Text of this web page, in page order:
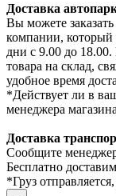
Доставка
Вы можете
компании, который
дни с 9.00 до 18.00.
товара на склад,
удобное время
*Действует ли в
менеджера магазина
Доставка
Сообщите
Бесплатно
*Груз